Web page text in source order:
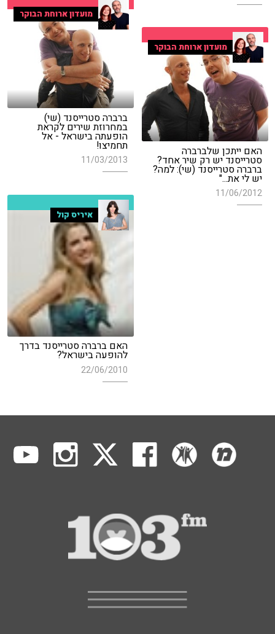
מועדון ארוחת הבוקר
ברברה סטרייסנד (שי)
במחרוזת שירים לקראת
הופעתה בישראל - אל
תחמיצו!
11/03/2013
מועדון ארוחת הבוקר
האם ייתכן שלברברה
סטרייסנד יש רק שיר אחד?
ברברה סטרייסנד (שי): למה?
יש לי את..."
11/06/2012
איריס קול
האם ברברה סטרייסנד בדרך
להופעה בישראל?
22/06/2010